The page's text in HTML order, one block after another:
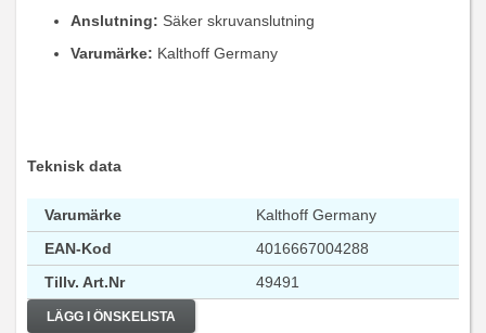
Anslutning: Säker skruvanslutning
Varumärke: Kalthoff Germany
Teknisk data
Varumärke
Kalthoff Germany
EAN-Kod
4016667004288
Tillv. Art.Nr
49491
LÄGG I ÖNSKELISTA